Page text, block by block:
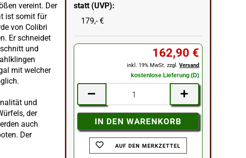
statt (UVP):
179,- €
162,90 €
inkl. 19% MwSt. zzgl.Versand
kostenlose Lieferung (D)
AUF DEN MERKZETTEL
vereint. Der
ist somit für
von Colibri
Er schneidet
und
mit welcher
und
der
auch
Der